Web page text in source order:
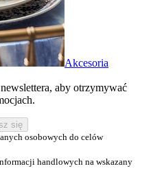
Akcesoria
aby otrzymywać
osobowych do celów
handlowych na wskazany